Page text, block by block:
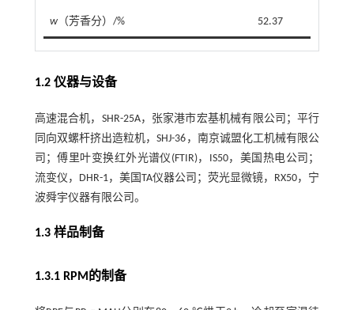
w（芳香分）/% 52.37
1.2 仪器与设备
高速混合机，SHR-25A，张家港市宏基机械有限公司；平行
同向双螺杆挤出造粒机，SHJ-36，南京诚盟化工机械有限公
司；傅里叶变换红外光谱仪(FTIR)，IS50，美国热电公司；
流变仪，DHR-1，美国TA仪器公司；荧光显微镜，RX50，宁
波舜宇仪器有限公司。
1.3 样品制备
1.3.1 RPM的制备